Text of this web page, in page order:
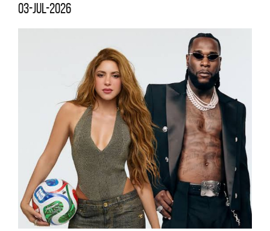
03-jul-2026